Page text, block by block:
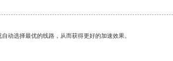
动选择最优的线路，从而获得更好的加速效果。